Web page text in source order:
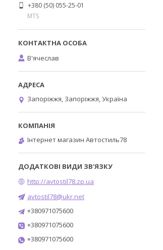
+380 (50) 055-25-01
MTS
В'ячеслав
Запоріжжя, Запоріжжя, Україна
Інтернет магазин Автостиль78
http://avtostil78.zp.ua
avtostil78@ukr.net
+380971075600
+380971075600
+380971075600